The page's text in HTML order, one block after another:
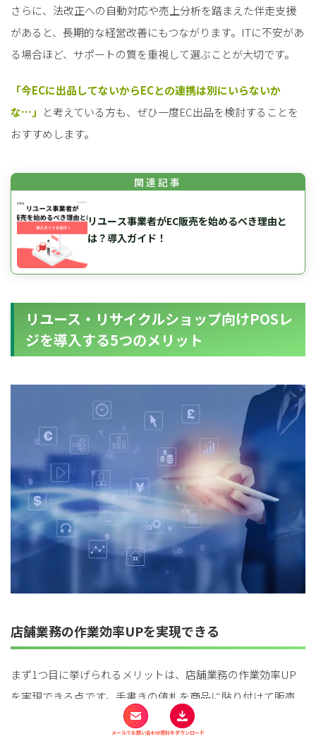
さらに、法改正への自動対応や売上分析を踏まえた伴走支援
があると、長期的な経営改善にもつながります。ITに不安があ
る場合ほど、サポートの質を重視して選ぶことが大切です。
「今ECに出品してないからECとの連携は別にいらないか
な…」 と考えている方も、ぜひ一度EC出品を検討することを
おすすめします。
リユース事業者がEC販売を始めるべき理由と
は？導入ガイド！
リユース・リサイクルショップ向けPOSレ
ジを導入する5つのメリット
店舗業務の作業効率UPを実現できる
まず1つ目に挙げられるメリットは、店舗業務の作業効率UP
を実現できる点です。手書きの値札を商品に貼り付けて販売
POSレジを導入後することで、バーコー
メールでお問い合わせ資料をダウンロード